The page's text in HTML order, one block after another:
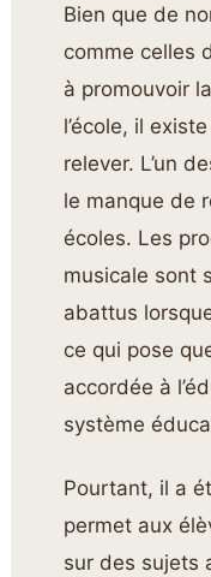
Bien que de
comme celles
à promouvoir
l’école, il
relever. L’un
le manque de
écoles. Les
musicale sont
abattus
ce qui pose
accordée à
système
Pourtant, il a
permet aux
sur des sujets